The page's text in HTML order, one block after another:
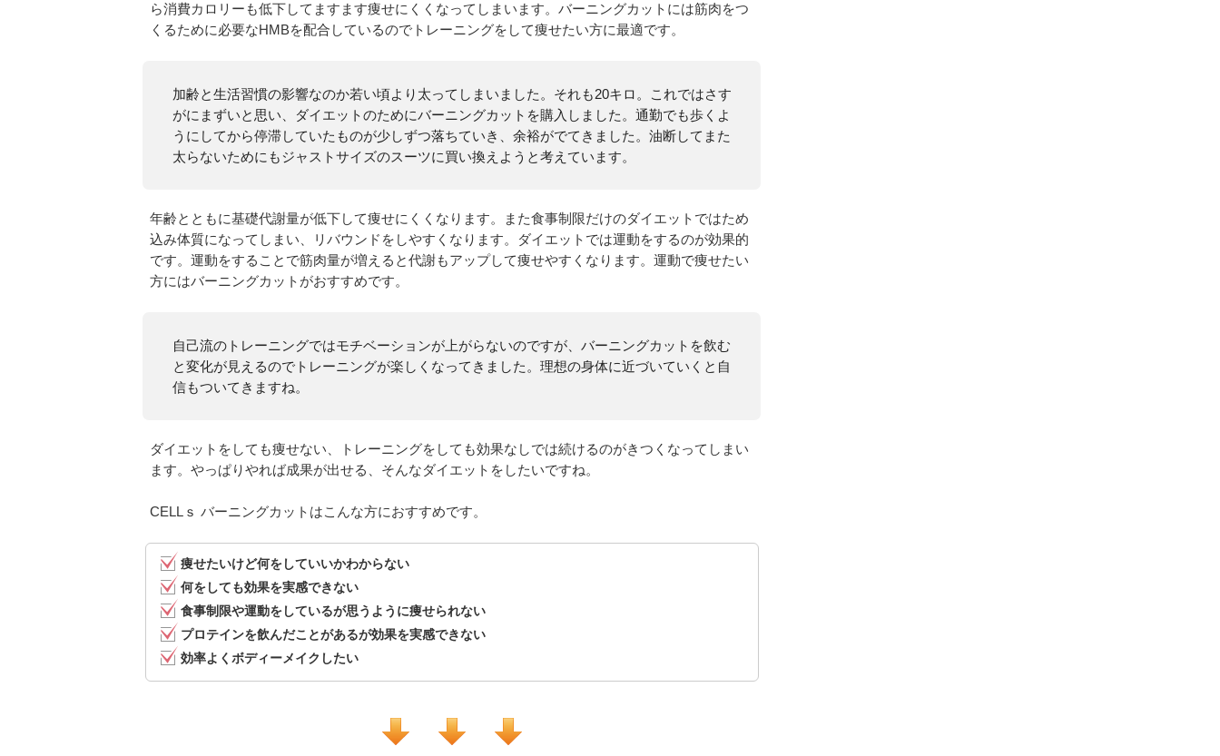
ら消費カロリーも低下してますます痩せにくくなってしまいます。バーニングカットには筋肉をつ
くるために必要なHMBを配合しているのでトレーニングをして痩せたい方に最適です。
加齢と生活習慣の影響なのか若い頃より太ってしまいました。それも20キロ。これではさす
がにまずいと思い、ダイエットのためにバーニングカットを購入しました。通勤でも歩くよ
うにしてから停滞していたものが少しずつ落ちていき、余裕がでてきました。油断してまた
太らないためにもジャストサイズのスーツに買い換えようと考えています。
年齢とともに基礎代謝量が低下して痩せにくくなります。また食事制限だけのダイエットではため
込み体質になってしまい、リバウンドをしやすくなります。ダイエットでは運動をするのが効果的
です。運動をすることで筋肉量が増えると代謝もアップして痩せやすくなります。運動で痩せたい
方にはバーニングカットがおすすめです。
自己流のトレーニングではモチベーションが上がらないのですが、バーニングカットを飲む
と変化が見えるのでトレーニングが楽しくなってきました。理想の身体に近づいていくと自
信もついてきますね。
ダイエットをしても痩せない、トレーニングをしても効果なしでは続けるのがきつくなってしまい
ます。やっぱりやれば成果が出せる、そんなダイエットをしたいですね。
CELLｓ バーニングカットはこんな方におすすめです。
痩せたいけど何をしていいかわからない
何をしても効果を実感できない
食事制限や運動をしているが思うように痩せられない
プロテインを飲んだことがあるが効果を実感できない
効率よくボディーメイクしたい